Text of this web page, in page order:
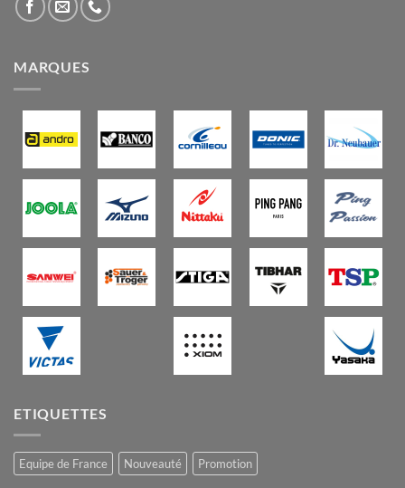
MARQUES
ETIQUETTES
Equipe de France Nouveauté Promotion